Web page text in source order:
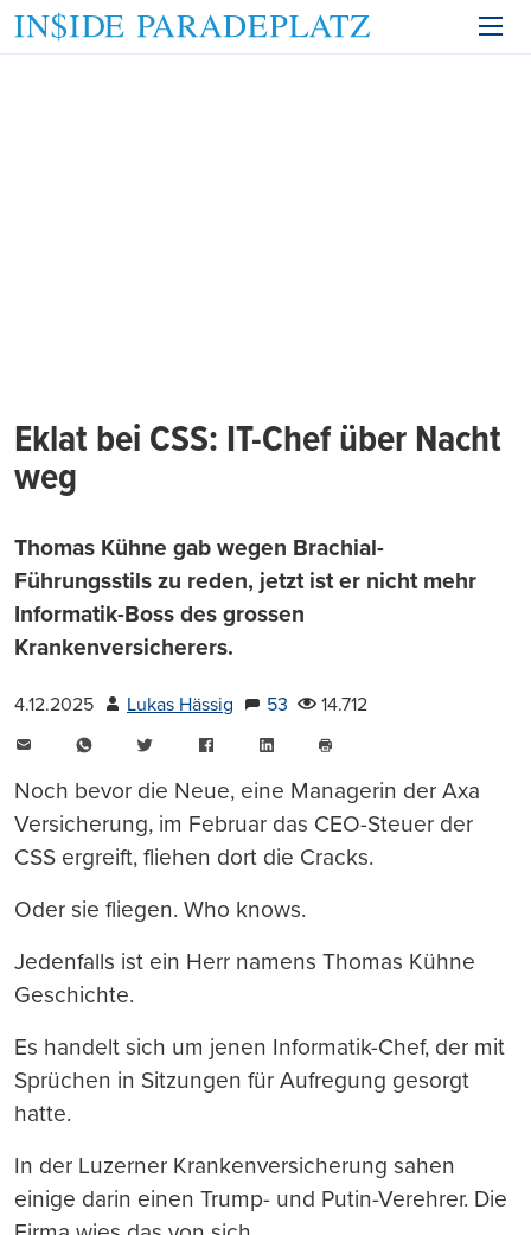
Eklat bei CSS: IT-Chef über Nacht
weg
Thomas Kühne gab wegen Brachial-
Führungsstils zu reden, jetzt ist er nicht mehr
Informatik-Boss des grossen
Krankenversicherers.
4.12.2025 Lukas Hässig 53
14.712
WhatsAppTwitter FacebookLinkedIn
Noch bevor die Neue, eine Managerin der Axa
Versicherung, im Februar das CEO-Steuer der
CSS ergreift, fliehen dort die Cracks.
Oder sie fliegen. Who knows.
Jedenfalls ist ein Herr namens Thomas Kühne
Geschichte.
Es handelt sich um jenen Informatik-Chef, der mit
Sprüchen in Sitzungen für Aufregung gesorgt
hatte.
In der Luzerner Krankenversicherung sahen
einige darin einen Trump- und Putin-Verehrer. Die